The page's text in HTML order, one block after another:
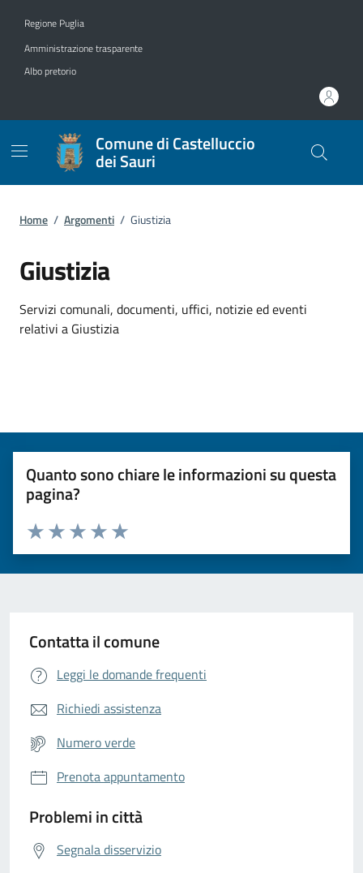
Regione Puglia
Amministrazione trasparente
Albo pretorio
Comune di Castelluccio
dei Sauri
Home / Argomenti / Giustizia
Giustizia
Dettagli dell'argomento
Servizi comunali, documenti, uffici, notizie ed eventi
relativi a Giustizia
Quanto sono chiare le informazioni su questa
pagina?
Valuta da 1 a 5 stelle la pagina
Valuta 5 stelle su 5
Valuta 4 stelle su 5
Valuta 3 stelle su 5
Valuta 2 stelle su 5
Valuta 1 stelle su 5
Contatta il comune
Leggi le domande frequenti
Richiedi assistenza
Numero verde
Prenota appuntamento
Problemi in città
Segnala disservizio